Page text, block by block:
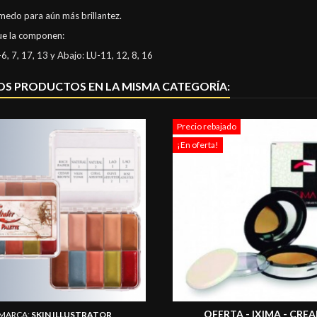
para aún más brillantez.
la componen:
7, 17, 13 y Abajo: LU-11, 12, 8, 16
PRODUCTOS EN LA MISMA CATEGORÍA:
SKIN ILLUSTRATOR
Precio rebajado
¡En oferta!
OFERTA - IXIMA -